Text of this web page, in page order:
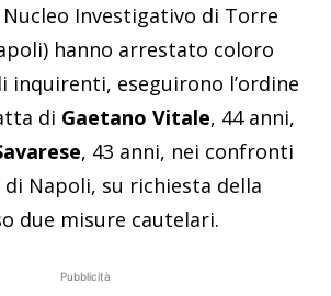
Investigativo di Torre
hanno arrestato coloro
inquirenti, eseguirono l’ordine
di Gaetano Vitale, 44 anni,
, 43 anni, nei confronti
Napoli, su richiesta della
due misure cautelari.
Pubblicità